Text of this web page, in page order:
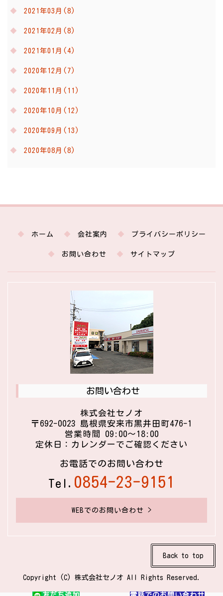
2021年03月(8)
2021年02月(8)
2021年01月(4)
2020年12月(7)
2020年11月(11)
2020年10月(12)
2020年09月(13)
2020年08月(8)
ホーム 会社案内 プライバシーポリシー
お問い合わせ サイトマップ
お問い合わせ
株式会社セノオ
〒692-0023 島根県安来市黒井田町476-1
営業時間 09:00〜18:00
定休日：カレンダーでご確認ください
お電話でのお問い合わせ
Tel. 0854-23-9151
WEBでのお問い合わせ >
Back to top
Copyright (C) 株式会社セノオ All Rights Reserved.